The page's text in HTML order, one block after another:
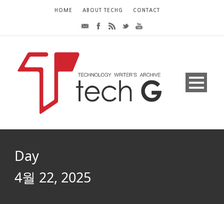
HOME ABOUT TECHG CONTACT
Day
4월 22, 2025